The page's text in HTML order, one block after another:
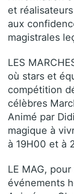
et
aux
magistrales
LES
où stars et
compétition
célèbres
Animé par
magique à
à 19H00 et à
LE MAG,
événements